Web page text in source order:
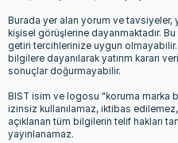
Burada yer alan yorum ve tavsiyeler,
kişisel görüşlerine dayanmaktadır.
getiri tercihlerinize uygun
bilgilere dayanılarak yatırım kararı
sonuçlar doğurmayabilir.
BIST isim ve logosu "koruma marka
izinsiz kullanılamaz, iktibas
açıklanan tüm bilgilerin telif hakları
yayınlanamaz.